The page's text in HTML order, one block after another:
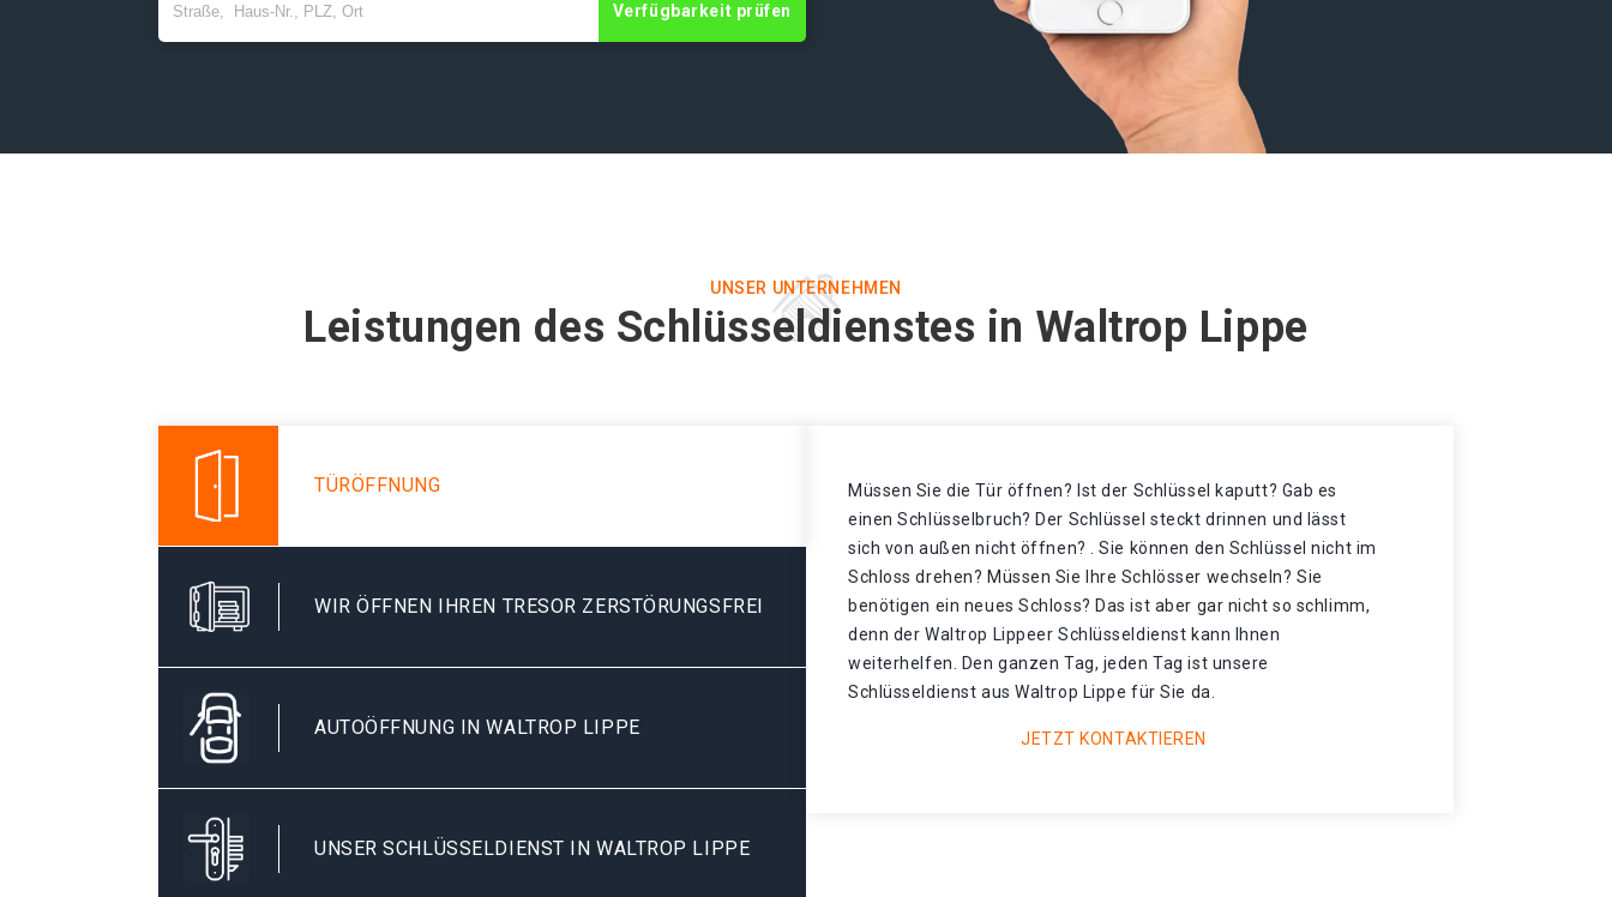
Verfügbarkeit prüfen
UNSER UNTERNEHMEN
Leistungen des Schlüsseldienstes in Waltrop Lippe
TÜRÖFFNUNG
WIR ÖFFNEN IHREN TRESOR ZERSTÖRUNGSFREI
AUTOÖFFNUNG IN WALTROP LIPPE
UNSER SCHLÜSSELDIENST IN WALTROP LIPPE
Müssen Sie die Tür öffnen? Ist der Schlüssel kaputt? Gab es
einen Schlüsselbruch? Der Schlüssel steckt drinnen und lässt
sich von außen nicht öffnen? . Sie können den Schlüssel nicht im
Schloss drehen? Müssen Sie Ihre Schlösser wechseln? Sie
benötigen ein neues Schloss? Das ist aber gar nicht so schlimm,
denn der Waltrop Lippeer Schlüsseldienst kann Ihnen
weiterhelfen. Den ganzen Tag, jeden Tag ist unsere
Schlüsseldienst aus Waltrop Lippe für Sie da.
JETZT KONTAKTIEREN